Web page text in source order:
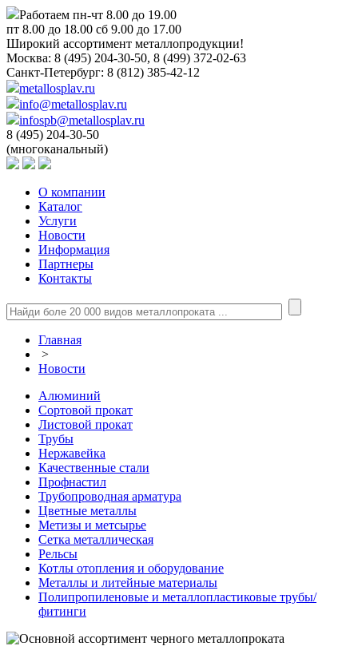
Работаем пн-чт 8.00 до 19.00
пт 8.00 до 18.00 сб 9.00 до 17.00
Широкий ассортимент металлопродукции!
Москва: 8 (495) 204-30-50, 8 (499) 372-02-63
Санкт-Петербург: 8 (812) 385-42-12
metallosplav.ru
info@metallosplav.ru
infospb@metallosplav.ru
8 (495) 204-30-50
(многоканальный)
О компании
Каталог
Услуги
Новости
Информация
Партнеры
Контакты
Главная
>
Новости
Алюминий
Сортовой прокат
Листовой прокат
Трубы
Нержавейка
Качественные стали
Профнастил
Трубопроводная арматура
Цветные металлы
Метизы и метсырье
Сетка металлическая
Рельсы
Котлы отопления и оборудование
Металлы и литейные материалы
Полипропиленовые и металлопластиковые трубы/
фитинги